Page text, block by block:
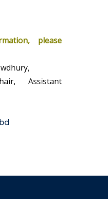
please
Assistant